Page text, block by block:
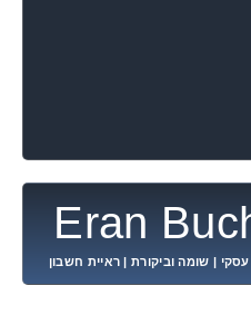
Eran
עסקי | שומה וביקורת | ראיית חשבון